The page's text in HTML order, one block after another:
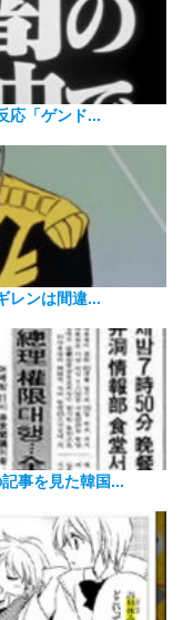
応「ゲンド...
レンは間違...
事を見た韓国...